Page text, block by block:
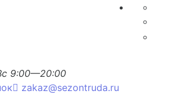
9:00—20:00
zakaz@sezontruda.ru